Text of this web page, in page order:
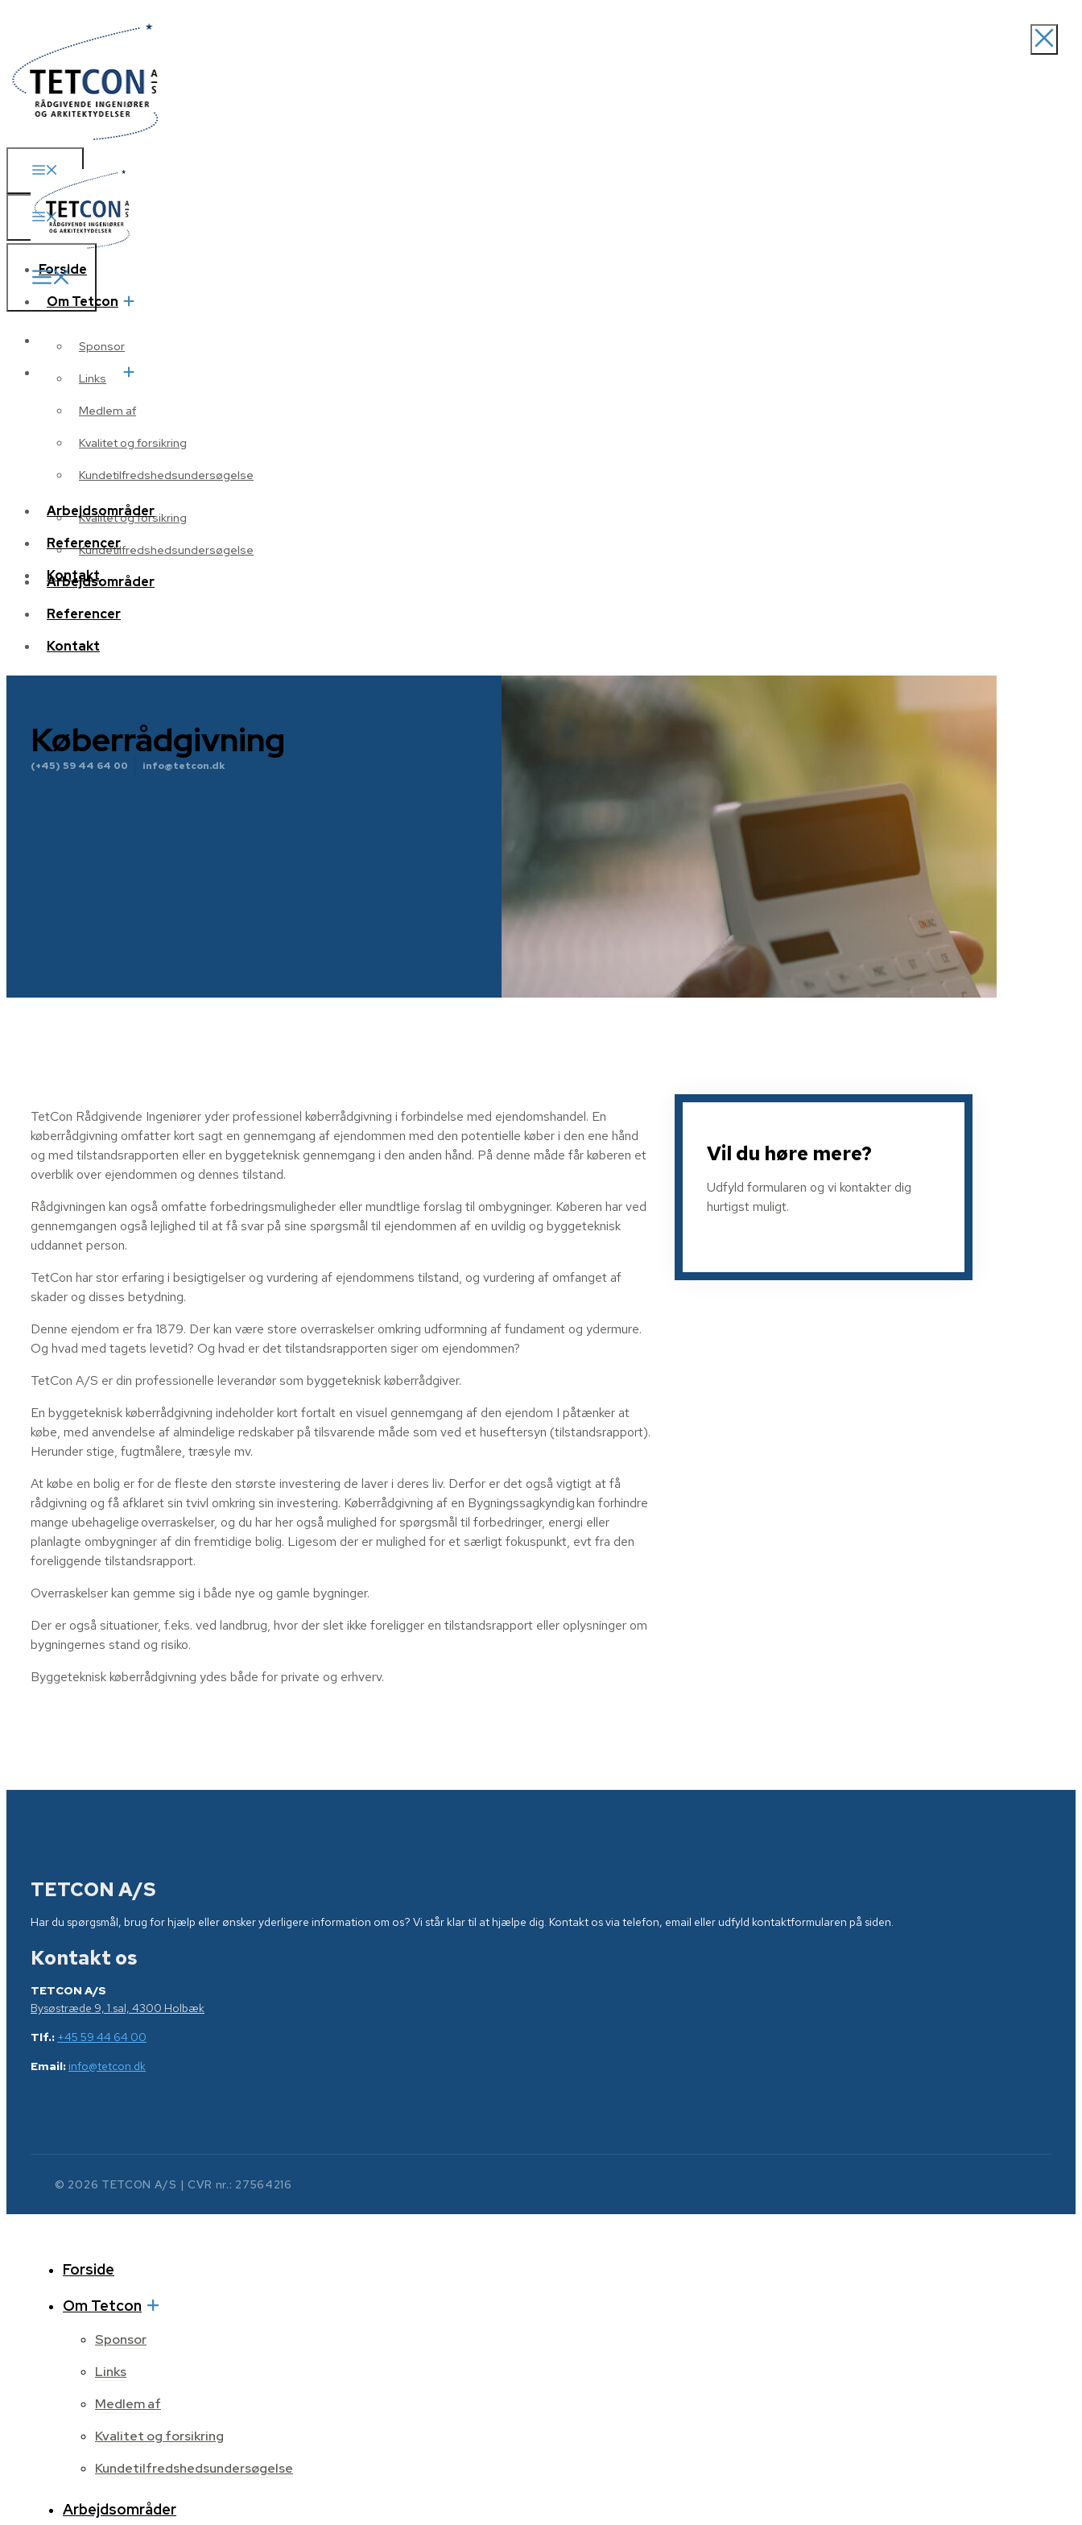
Forside
Om Tetcon
Sponsor
Links
Medlem af
Kvalitet og forsikring
Kundetilfredshedsundersøgelse
Arbejdsområder
Referencer
Kontakt
Forside
Om Tetcon
Sponsor
Links
Medlem af
Kvalitet og forsikring
Kundetilfredshedsundersøgelse
Arbejdsområder
Referencer
Kontakt
Køberrådgivning
(+45) 59 44 64 00 info@tetcon.dk
TetCon Rådgivende Ingeniører yder professionel køberrådgivning i forbindelse med ejendomshandel. En
køberrådgivning omfatter kort sagt en gennemgang af ejendommen med den potentielle køber i den ene hånd
og med tilstandsrapporten eller en byggeteknisk gennemgang i den anden hånd. På denne måde får køberen et
overblik over ejendommen og dennes tilstand.
Rådgivningen kan også omfatte forbedringsmuligheder eller mundtlige forslag til ombygninger. Køberen har ved
gennemgangen også lejlighed til at få svar på sine spørgsmål til ejendommen af en uvildig og byggeteknisk
uddannet person.
TetCon har stor erfaring i besigtigelser og vurdering af ejendommens tilstand, og vurdering af omfanget af
skader og disses betydning.
Denne ejendom er fra 1879. Der kan være store overraskelser omkring udformning af fundament og ydermure.
Og hvad med tagets levetid? Og hvad er det tilstandsrapporten siger om ejendommen?
TetCon A/S er din professionelle leverandør som byggeteknisk køberrådgiver.
En byggeteknisk køberrådgivning indeholder kort fortalt en visuel gennemgang af den ejendom I påtænker at
købe, med anvendelse af almindelige redskaber på tilsvarende måde som ved et huseftersyn (tilstandsrapport).
Herunder stige, fugtmålere, træsyle mv.
At købe en bolig er for de fleste den største investering de laver i deres liv. Derfor er det også vigtigt at få
rådgivning og få afklaret sin tvivl omkring sin investering. Køberrådgivning af en Bygningssagkyndig kan forhindre
mange ubehagelige overraskelser, og du har her også mulighed for spørgsmål til forbedringer, energi eller
planlagte ombygninger af din fremtidige bolig. Ligesom der er mulighed for et særligt fokuspunkt, evt fra den
foreliggende tilstandsrapport.
Overraskelser kan gemme sig i både nye og gamle bygninger.
Der er også situationer, f.eks. ved landbrug, hvor der slet ikke foreligger en tilstandsrapport eller oplysninger om
bygningernes stand og risiko.
Byggeteknisk køberrådgivning ydes både for private og erhverv.
Vil du høre mere?
Udfyld formularen og vi kontakter dig
hurtigst muligt.
TETCON A/S
Har du spørgsmål, brug for hjælp eller ønsker yderligere information om os? Vi står klar til at hjælpe dig. Kontakt os via telefon, email eller udfyld kontaktformularen på siden.
Kontakt os
TETCON A/S
Bysøstræde 9, 1.sal, 4300 Holbæk
Tlf.: +45 59 44 64 00
Email: info@tetcon.dk
© 2026 TETCON A/S | CVR nr.: 27564216
Forside
Om Tetcon
Sponsor
Links
Medlem af
Kvalitet og forsikring
Kundetilfredshedsundersøgelse
Arbejdsområder